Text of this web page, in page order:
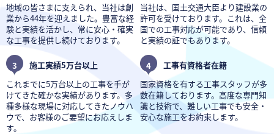
地域の皆さまに支えられ、当社は創
業から44年を迎えました。豊富な経
験と実績を活かし、常に安心・確実
な工事を提供し続けております。
当社は、国土交通大臣より建設業の
許可を受けております。これは、全
国での工事対応が可能であり、信頼
と実績の証でもあります。
3
施工実績5万台以上
これまでに5万台以上の工事を手が
けてきた確かな実績があります。多
種多様な現場に対応してきたノウハ
ウで、お客様のご要望にお応えしま
す。
4
工事有資格者在籍
国家資格を有する工事スタッフが多
数在籍しております。高度な専門知
識と技術で、難しい工事でも安全・
安心な施工をお約束します。